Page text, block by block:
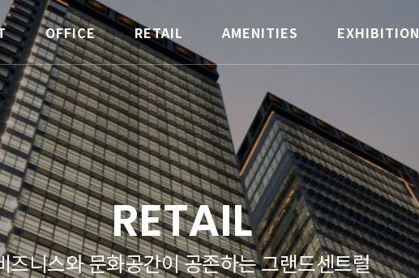
OFFICE RETAIL AMENITIES EXHIBITION
RETAIL
즈니스와 문화공간이 공존하는그랜드센트럴